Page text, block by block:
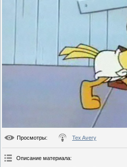
Просмотры: Tex Avery
Описание материала: